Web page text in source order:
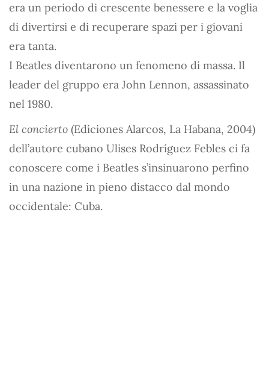
era un periodo di crescente benessere e la voglia
di divertirsi e di recuperare spazi per i giovani
era tanta.
I Beatles diventarono un fenomeno di massa. Il
leader del gruppo era John Lennon, assassinato
nel 1980.
El concierto (Ediciones Alarcos, La Habana, 2004)
dell’autore cubano Ulises Rodríguez Febles ci fa
conoscere come i Beatles s’insinuarono perfino
in una nazione in pieno distacco dal mondo
occidentale: Cuba.